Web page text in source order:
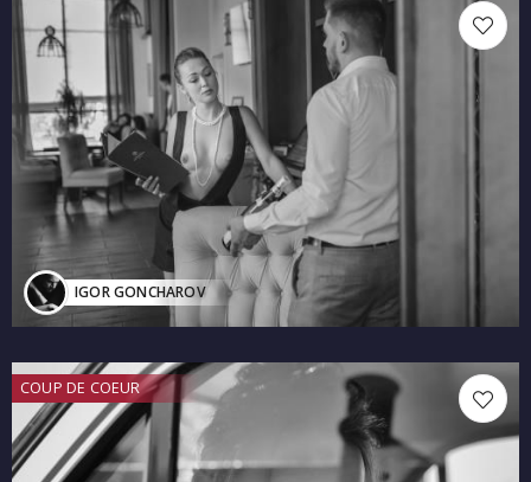
IGOR GONCHAROV
COUP DE COEUR